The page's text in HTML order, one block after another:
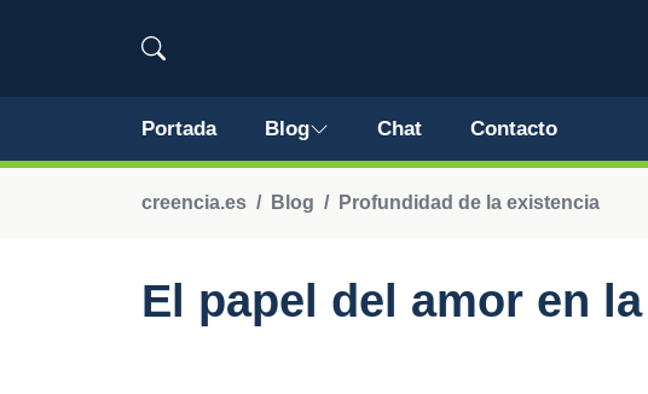
Portada Blog Chat Contacto
creencia.es Blog Profundidad de la existencia
El papel del amor en